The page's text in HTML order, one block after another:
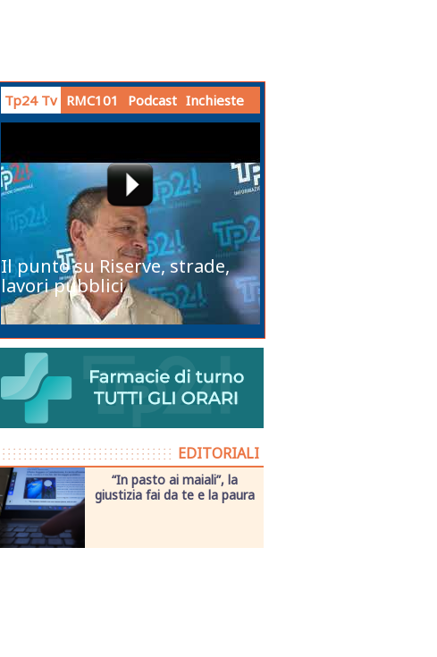
Tp24 Tv RMC101 Podcast Inchieste
Il punto su Riserve, strade,
lavori pubblici
EDITORIALI
“In pasto ai maiali”, la
giustizia fai da te e la paura